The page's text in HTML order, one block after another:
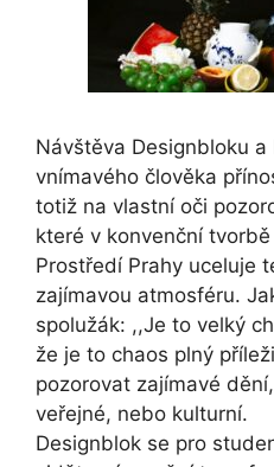
Návštěva Designbloku
vnímavého člověka
totiž na vlastní oči
které v konvenční
Prostředí Prahy uceluje
zajímavou atmosféru.
spolužák: ,,Je to velký
že je to chaos plný
pozorovat zajímavé
veřejné, nebo kulturní.
Designblok se pro